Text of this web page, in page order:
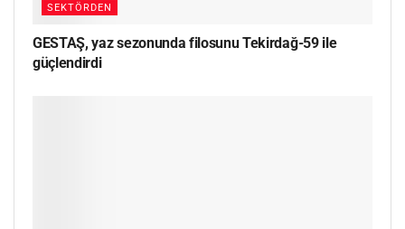
SEKTÖRDEN
GESTAŞ, yaz sezonunda filosunu Tekirdağ-59 ile
güçlendirdi